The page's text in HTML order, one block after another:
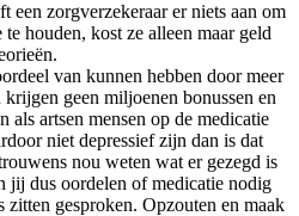
een zorgverzekeraar er niets aan om
houden, kost ze alleen maar geld
van kunnen hebben door meer
geen miljoenen bonussen en
als artsen mensen op de medicatie
niet depressief zijn dan is dat
nou weten wat er gezegd is
jij dus oordelen of medicatie nodig
zitten gesproken. Opzouten en maak